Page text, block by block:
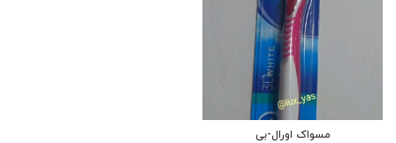
مسواک اورال-بی